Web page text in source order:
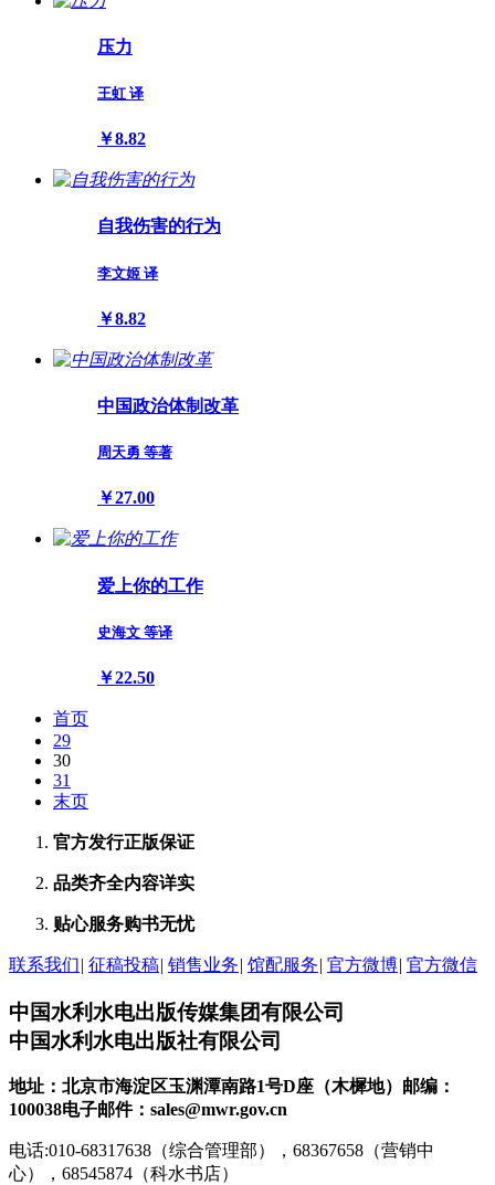
压力
王虹 译
￥8.82
自我伤害的行为
李文姬 译
￥8.82
中国政治体制改革
周天勇 等著
￥27.00
爱上你的工作
史海文 等译
￥22.50
首页
29
30
31
末页
官方发行正版保证
品类齐全内容详实
贴心服务购书无忧
联系我们| 征稿投稿| 销售业务| 馆配服务| 官方微博| 官方微信
中国水利水电出版传媒集团有限公司
中国水利水电出版社有限公司
地址：北京市海淀区玉渊潭南路1号D座（木樨地） 邮编：
100038电子邮件：sales@mwr.gov.cn
电话:010-68317638（综合管理部），68367658（营销中
心），68545874（科水书店）